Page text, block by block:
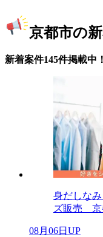
京都市の
新着案件145件掲載中！
身だしな
ズ販売 京
08月06日UP